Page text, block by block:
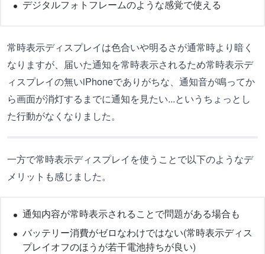
デジタルフォトフレームのような感覚で使える
常時表示ディスプレイは色合いや明るさが通常時より暗く
なりますが、届いた通知を常時表示されるため常時表示デ
ィスプレイの無いiPhoneでありがちな、通知音が鳴ってか
ら画面が消灯するまでに通知を見たい...というちょっとし
た行動がなくなりました。
一方で常時表示ディスプレイを使うことで以下のようなデ
メリットも感じました。
通知内容が常時表示されることで問題がある場合も
バッテリー消費がゼロなわけではない(常時表示ディス
プレイオフのほうが若干電池持ちが良い)